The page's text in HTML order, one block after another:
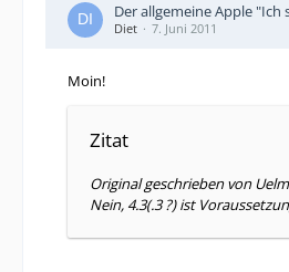
Der allgemeine Apple "Ich
Diet 7. Juni 2011
Moin!
Zitat
Original geschrieben von
Nein, 4.3(.3 ?) ist